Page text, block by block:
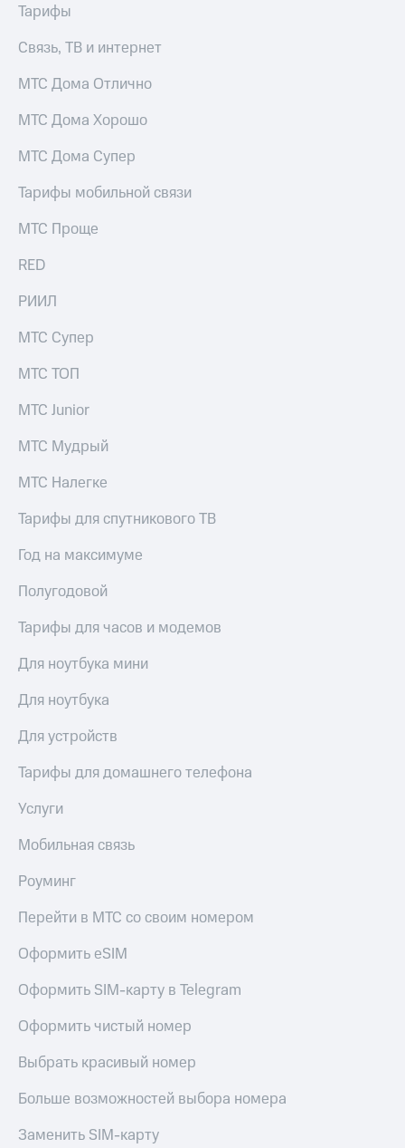
Тарифы
Связь, ТВ и интернет
МТС Дома Отлично
МТС Дома Хорошо
МТС Дома Супер
Тарифы мобильной связи
МТС Проще
RED
РИИЛ
МТС Супер
МТС ТОП
МТС Junior
МТС Мудрый
МТС Налегке
Тарифы для спутникового ТВ
Год на максимуме
Полугодовой
Тарифы для часов и модемов
Для ноутбука мини
Для ноутбука
Для устройств
Тарифы для домашнего телефона
Услуги
Мобильная связь
Роуминг
Перейти в МТС со своим номером
Оформить eSIM
Оформить SIM-карту в Telegram
Оформить чистый номер
Выбрать красивый номер
Больше возможностей выбора номера
Заменить SIM-карту